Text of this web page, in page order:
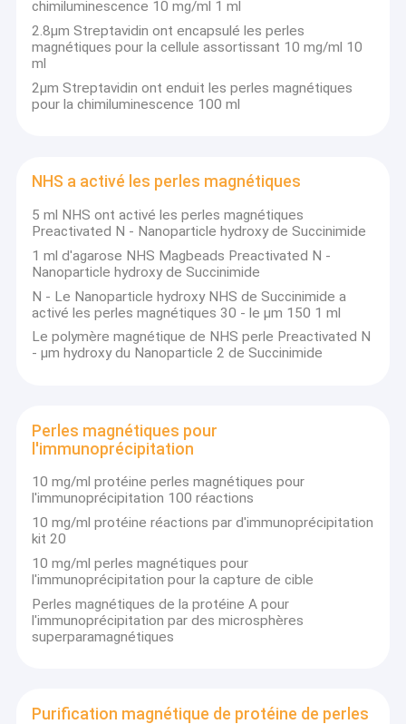
chimiluminescence 10 mg/ml 1 ml
2.8μm Streptavidin ont encapsulé les perles
magnétiques pour la cellule assortissant 10 mg/ml 10
ml
2μm Streptavidin ont enduit les perles magnétiques
pour la chimiluminescence 100 ml
NHS a activé les perles magnétiques
5 ml NHS ont activé les perles magnétiques
Preactivated N - Nanoparticle hydroxy de Succinimide
1 ml d'agarose NHS Magbeads Preactivated N -
Nanoparticle hydroxy de Succinimide
N - Le Nanoparticle hydroxy NHS de Succinimide a
activé les perles magnétiques 30 - le μm 150 1 ml
Le polymère magnétique de NHS perle Preactivated N
- μm hydroxy du Nanoparticle 2 de Succinimide
Perles magnétiques pour
l'immunoprécipitation
10 mg/ml protéine perles magnétiques pour
l'immunoprécipitation 100 réactions
10 mg/ml protéine réactions par d'immunoprécipitation
kit 20
10 mg/ml perles magnétiques pour
l'immunoprécipitation pour la capture de cible
Perles magnétiques de la protéine A pour
l'immunoprécipitation par des microsphères
superparamagnétiques
Purification magnétique de protéine de perles